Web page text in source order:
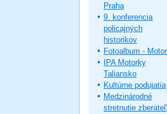
Praha
9. konferencia
policajných
historikov
Fotoalbum -
IPA Motorky
Taliansko
Kultúrne podujatia
Medzinárodné
stretnutie